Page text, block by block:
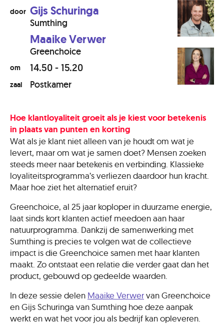
door Gijs Schuringa
Sumthing
Maaike Verwer
Greenchoice
om 14.50 - 15.20
zaal Postkamer
Hoe klantloyaliteit groeit als je kiest voor betekenis
in plaats van punten en korting
Wat als je klant niet alleen van je houdt om wat je
levert, maar om wat je samen doet? Mensen zoeken
steeds meer naar betekenis en verbinding. Klassieke
loyaliteitsprogramma’s verliezen daardoor hun kracht.
Maar hoe ziet het alternatief eruit?
Greenchoice, al 25 jaar koploper in duurzame energie,
laat sinds kort klanten actief meedoen aan haar
natuurprogramma. Dankzij de samenwerking met
Sumthing is precies te volgen wat de collectieve
impact is die Greenchoice samen met haar klanten
maakt. Zo ontstaat een relatie die verder gaat dan het
product, gebouwd op gedeelde waarden.
In deze sessie delen Maaike Verwervan Greenchoice
en Gijs Schuringa van Sumthing hoe deze aanpak
werkt en wat het voor jou als bedrijf kan opleveren.